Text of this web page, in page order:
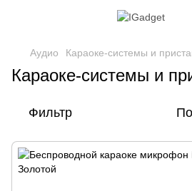
Аудио Караоке-системы и
Караоке-системы и
Фильтр